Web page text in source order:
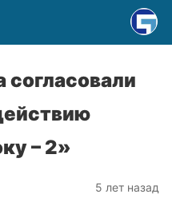
согласовали
– 2»
5 лет назад